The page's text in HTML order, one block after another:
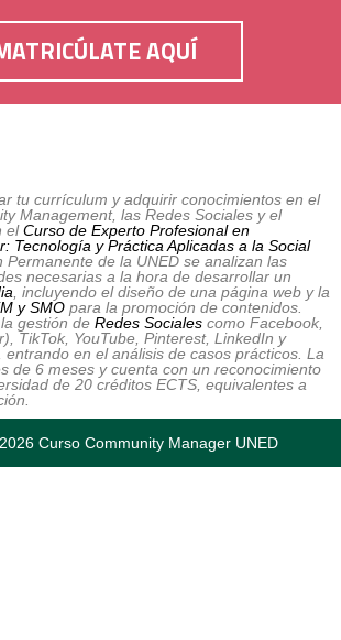
AQUÍ
tu currículum y adquirir conocimientos en el
Management, las Redes Sociales y el
elCurso de Experto Profesional en
Tecnología y Práctica Aplicadas a la Social
Permanente de la UNED se analizan las
necesarias a la hora de desarrollar un
, incluyendo el diseño de una página web y la
y SMO para la promoción de contenidos.
gestión de Redes Sociales como Facebook,
TikTok, YouTube, Pinterest, LinkedIn y
entrando en el análisis de casos prácticos. La
de 6 meses y cuenta con un reconocimiento
de 20 créditos ECTS, equivalentes a
Curso Community Manager UNED